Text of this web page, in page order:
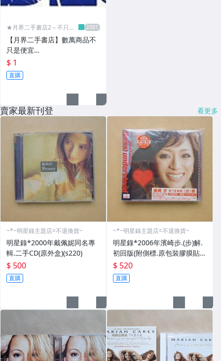
★月界二手書店2～不只是
【月界二手書店】數萬商品不
只是便宜…
$ 1
直購
賣家最新刊登 看更多
~*~明星錄主題店=不退換貨~
明星錄*2000年戴佩妮同名專
輯.二手CD(原外盒)(s220)
$ 500
直購
~*~明星錄主題店=不退換貨~
明星錄*2006年濱崎步.(步)解.
初回版(附側標.原包裝膠膜貼
紙.寫真集)二手CD(k386)
$ 520
直購